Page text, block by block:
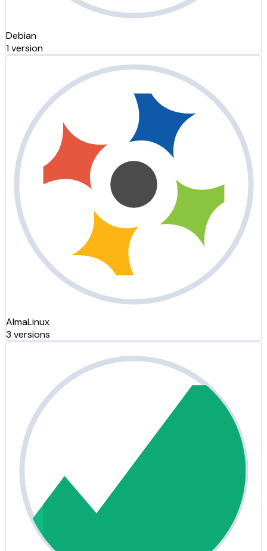
Debian
1 version
AlmaLinux
3 versions